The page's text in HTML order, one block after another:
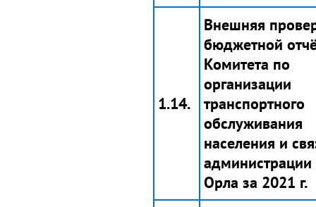
1.14.
Внешняя
бюджетной
Комитета по
организации
транспортного
обслуживания
населения и
администрации
Орла за 2021 г.